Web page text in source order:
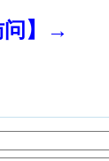
问】→